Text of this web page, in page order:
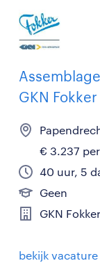
GKN
€ 3.237
40 uur, 5
Geen
GKN
bekijk vacature